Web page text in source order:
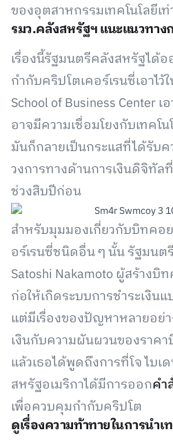
ของอุตสาหกรรมเทคโนโลยีเ
รมว.คลังสหรัฐฯ แนะแนวทา
เรื่องนี้รัฐมนตรีคลังสหรัฐได้
กำกับคริปโตเคอร์เรนซี่เอาไว้
School of Business Center
อาจมีความเชื่อมโยงกับเทคโ
มันก็กลายเป็นกระแสที่ได้รับ
วงการทางด้านการเงินดิจิทั
ช่วงสิบปีก่อน
สำหรับมุมมองเกี่ยวกับบิทคอ
อร์เรนซี่ชนิดอื่น ๆ นั้น รัฐมนต
Satoshi Nakamoto ผู้สร้าง
ก่อให้เกิดระบบการชำระเงิน
แต่มีเรื่องของปัญหาหลายอย่า
เงินกับความผันผวนของราค
แล้วเธอได้พูดถึงการที่โจ ไบเ
สหรัฐอเมริกาได้มีการออกคำ
เพื่อควบคุมกำกับคริปโต
ดูเรื่องความท้าทายในการนำเ